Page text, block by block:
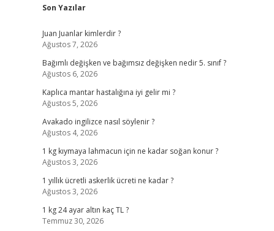
Sidebar
Son Yazılar
Juan Juanlar kimlerdir ?
Ağustos 7, 2026
Bağımlı değişken ve bağımsız değişken nedir 5. sınıf ?
Ağustos 6, 2026
Kaplıca mantar hastalığına iyi gelir mi ?
Ağustos 5, 2026
Avakado ingilizce nasıl söylenir ?
Ağustos 4, 2026
1 kg kıymaya lahmacun için ne kadar soğan konur ?
Ağustos 3, 2026
1 yıllık ücretli askerlik ücreti ne kadar ?
Ağustos 3, 2026
1 kg 24 ayar altın kaç TL ?
Temmuz 30, 2026